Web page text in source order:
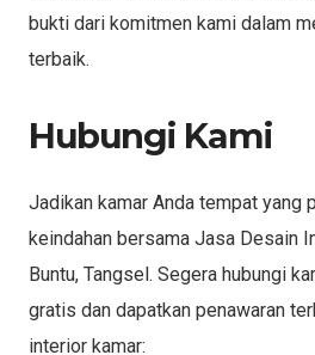
bukti dari komitmen kami dalam
terbaik.
Hubungi Kami
Jadikan kamar Anda tempat yang
keindahan bersama Jasa Desain
Buntu, Tangsel. Segera hubungi
gratis dan dapatkan penawaran
interior kamar: